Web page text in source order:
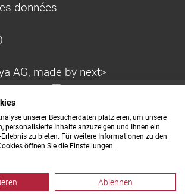
données
AG, made by next>
unserer Besucherdaten platzieren, um unsere
personalisierte Inhalte anzuzeigen und Ihnen ein
zu bieten. Für weitere Informationen zu den
öffnen Sie die Einstellungen.
Ablehnen